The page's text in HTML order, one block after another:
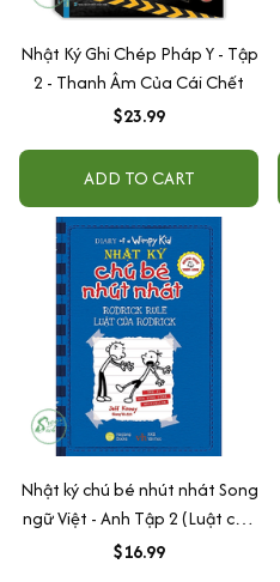
Nhật Ký Ghi Chép Pháp Y - Tập
2 - Thanh Âm Của Cái Chết
$23.99
ADD TO CART
Nhật ký chú bé nhút nhát Song
ngữ Việt - Anh Tập 2 (Luật của
Rodrick)
$16.99